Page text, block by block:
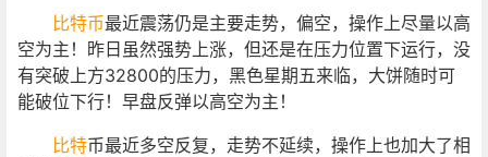
比特币最近震荡仍是主要走势，偏空，操作上尽量以高
空为主！昨日虽然强势上涨，但还是在压力位置下运行，没
有突破上方32800的压力，黑色星期五来临，大饼随时可
能破位下行！早盘反弹以高空为主！
比特币最近多空反复，走势不延续，操作上也加大了相